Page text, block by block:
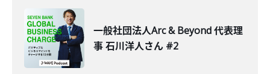
一般社団法人Arc & Beyond 代表理
事 石川洋人さん #2